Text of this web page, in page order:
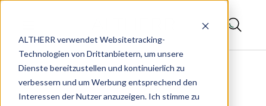
ALTHERR verwendet Websitetracking-
Technologien von Drittanbietern, um unsere
Dienste bereitzustellen und kontinuierlich zu
verbessern und um Werbung entsprechend den
Interessen der Nutzer anzuzeigen. Ich stimme zu